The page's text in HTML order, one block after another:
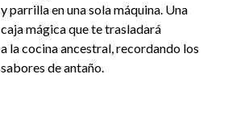
y parrilla en una sola máquina. Una
caja mágica que te trasladará
a la cocina ancestral, recordando los
sabores de antaño.